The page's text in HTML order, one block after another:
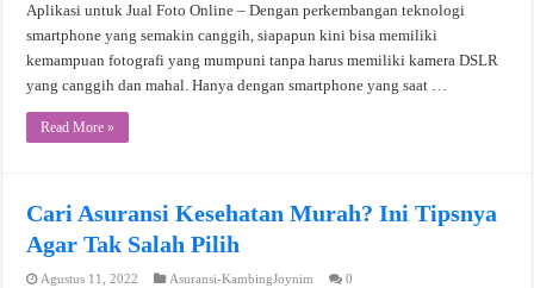
Aplikasi untuk Jual Foto Online – Dengan perkembangan teknologi
smartphone yang semakin canggih, siapapun kini bisa memiliki
kemampuan fotografi yang mumpuni tanpa harus memiliki kamera DSLR
yang canggih dan mahal. Hanya dengan smartphone yang saat …
Read More »
Cari Asuransi Kesehatan Murah? Ini Tipsnya
Agar Tak Salah Pilih
Agustus 11, 2022 Asuransi-KambingJoynim 0